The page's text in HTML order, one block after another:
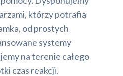
którzy potrafią
od prostych
systemy
na terenie całego
czas reakcji.